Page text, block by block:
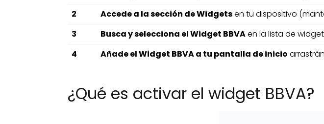
2
Accede a la sección de Widgetsen tu dispositivo
3
Busca y selecciona el Widget BBVAen la lista de
4
Añade el Widget BBVA a tu pantalla de inicio
¿Qué es activar el widget BBVA?